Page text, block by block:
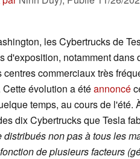
les Cybertrucks de
d'exposition, notamment dans
centres commerciaux très
évolution a étéannoncé
temps, au cours de
dix Cybertrucks que Tesla
distribués non pas à tous les
de plusieurs facteurs